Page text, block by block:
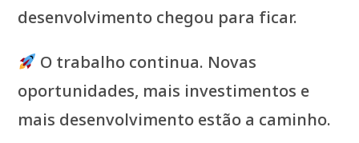
desenvolvimento chegou para ficar.
O trabalho continua. Novas
oportunidades, mais investimentos e
mais desenvolvimento estão a caminho.